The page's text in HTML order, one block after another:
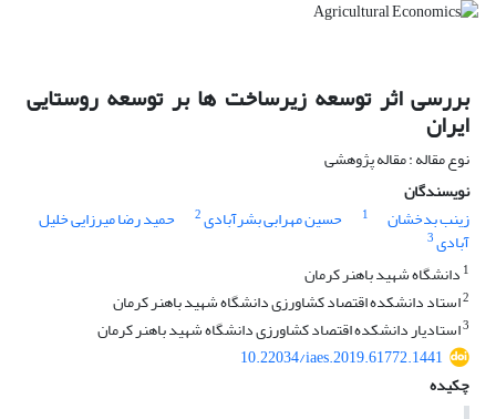
بررسی اثر توسعه زیرساخت ها بر توسعه روستایی
ایران
نوع مقاله : مقاله پژوهشی
نویسندگان
زینب بدخشان
1 حسین مهرابی بشرآبادی2 حمید رضا میرزایی خلیل
آبادی3
1 دانشگاه شهید باهنر کرمان
2استاد دانشکده اقتصاد کشاورزی دانشگاه شهید باهنر کرمان
3استادیار دانشکده اقتصاد کشاورزی دانشگاه شهید باهنر کرمان
10.22034/iaes.2019.61772.1441
چکیده